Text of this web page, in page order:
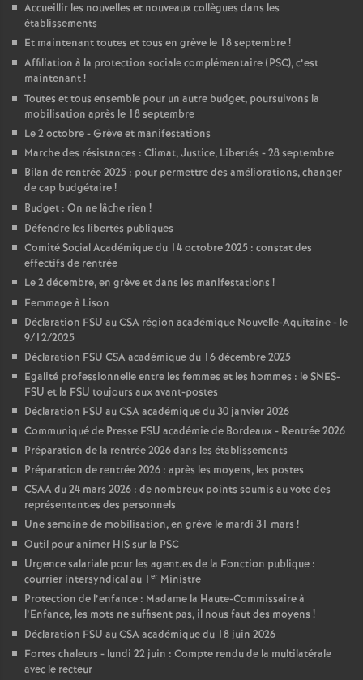
Accueillir les nouvelles et nouveaux collègues dans les
établissements
Et maintenant toutes et tous en grève le 18 septembre!
Affiliation à la protection sociale complémentaire (PSC), c’est
maintenant!
Toutes et tous ensemble pour un autre budget, poursuivons la
mobilisation après le 18 septembre
Le 2 octobre - Grève et manifestations
Marche des résistances : Climat, Justice, Libertés - 28 septembre
Bilan de rentrée 2025 : pour permettre des améliorations, changer
de cap budgétaire!
Budget : On ne lâche rien !
Défendre les libertés publiques
Comité Social Académique du 14 octobre 2025 : constat des
effectifs de rentrée
Le 2 décembre, en grève et dans les manifestations !
Femmage à Lison
Déclaration FSU au CSA région académique Nouvelle-Aquitaine - le
9/12/2025
Déclaration FSU CSA académique du 16 décembre 2025
Egalité professionnelle entre les femmes et les hommes : le SNES-
FSU et la FSU toujours aux avant-postes
Déclaration FSU au CSA académique du 30 janvier 2026
Communiqué de Presse FSU académie de Bordeaux - Rentrée 2026
Préparation de la rentrée 2026 dans les établissements
Préparation de rentrée 2026 : après les moyens, les postes
CSAA du 24 mars 2026 : de nombreux points soumis au vote des
représentant·es des personnels
Une semaine de mobilisation, en grève le mardi 31 mars !
Outil pour animer HIS sur la PSC
Urgence salariale pour les agent.es de la Fonction publique :
courrier intersyndical au 1 er Ministre
Protection de l’enfance : Madame la Haute-Commissaire à
l’Enfance, les mots ne suffisent pas, il nous faut des moyens !
Déclaration FSU au CSA académique du 18 juin 2026
Fortes chaleurs - lundi 22 juin : Compte rendu de la multilatérale
avec le recteur